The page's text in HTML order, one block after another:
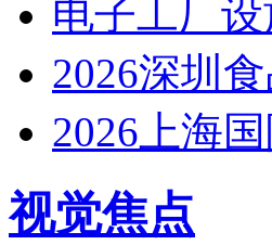
电子工厂设
2026深圳
2026上海
视觉焦点